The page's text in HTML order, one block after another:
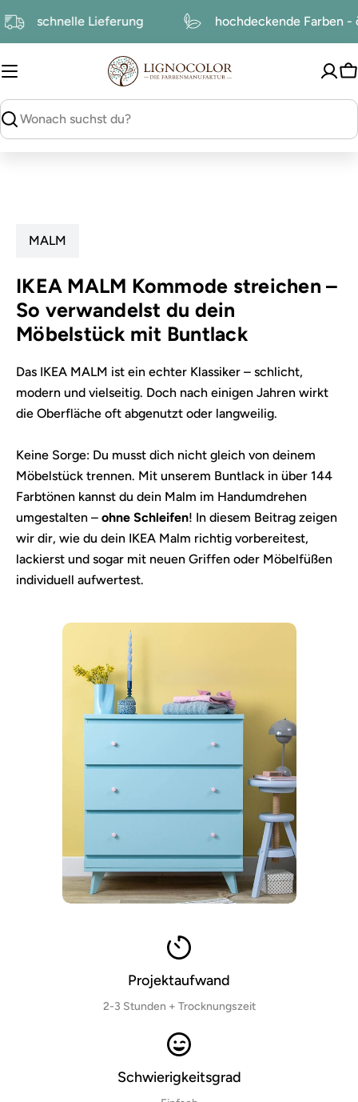
Inhalt
schnelle Lieferung hochdeckende
suchen
MALM
IKEA MALM Kommode streichen –
So verwandelst du dein
Möbelstück mit Buntlack
Das IKEA MALM ist ein echter Klassiker – schlicht,
modern und vielseitig. Doch nach einigen Jahren wirkt
die Oberfläche oft abgenutzt oder langweilig.
Keine Sorge: Du musst dich nicht gleich von deinem
Möbelstück trennen. Mit unserem Buntlack in über 144
Farbtönen kannst du dein Malm im Handumdrehen
umgestalten – ohne Schleifen! In diesem Beitrag zeigen
wir dir, wie du dein IKEA Malm richtig vorbereitest,
lackierst und sogar mit neuen Griffen oder Möbelfüßen
individuell aufwertest.
Projektaufwand
2-3 Stunden + Trocknungszeit
Schwierigkeitsgrad